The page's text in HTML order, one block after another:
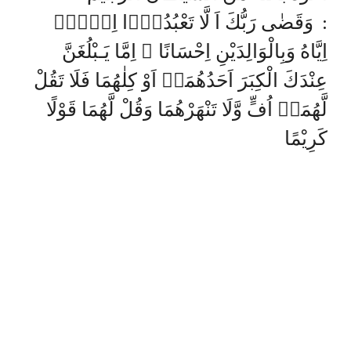
: وَقَضٰى رَبُّكَ اَ لَّا تَعْبُدُوْۤا اِلَّاۤ
اِيَّاهُ وَبِالْوَالِدَيْنِ اِحْسَانًا ۗ اِمَّا يَـبْلُغَنَّ
عِنْدَكَ الْكِبَرَ اَحَدُهُمَاۤ اَوْ كِلٰهُمَا فَلَا تَقُلْ
لَّهُمَاۤ اُفٍّ وَّلَا تَنْهَرْهُمَا وَقُلْ لَّهُمَا قَوْلًا
كَرِيْمًا